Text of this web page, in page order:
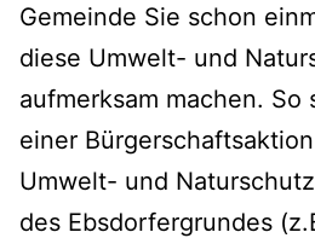
Gemeinde Sie schon
diese Umwelt- und
aufmerksam machen. So
einer
Umwelt- und
des Ebsdorfergrundes